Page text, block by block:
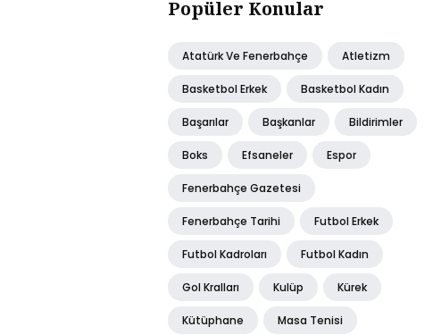
Popüler Konular
Atatürk Ve Fenerbahçe Atletizm
Basketbol Erkek Basketbol Kadın
Başarılar Başkanlar Bildirimler
Boks Efsaneler Espor
Fenerbahçe Gazetesi
Fenerbahçe Tarihi Futbol Erkek
Futbol Kadroları Futbol Kadın
Gol Kralları Kulüp Kürek
Kütüphane Masa Tenisi